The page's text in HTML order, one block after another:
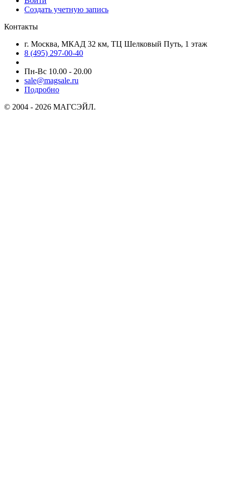
Создать учетную запись
Контакты
г. Москва, МКАД 32 км, ТЦ Шелковый Путь, 1 этаж
8 (495) 297-00-40
Пн-Вс 10.00 - 20.00
sale@magsale.ru
Подробно
© 2004 - 2026 МАГСЭЙЛ.